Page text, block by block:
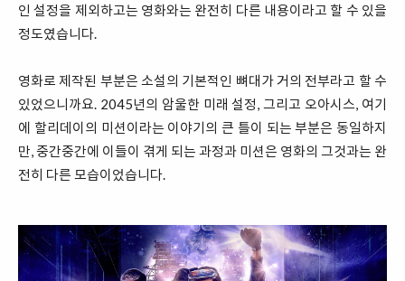
인 설정을 제외하고는 영화와는 완전히 다른 내용이라고 할 수 있을
정도였습니다.
영화로 제작된 부분은 소설의 기본적인 뼈대가 거의 전부라고 할 수
있었으니까요. 2045년의 암울한 미래 설정, 그리고 오아시스, 여기
에 할리데이의 미션이라는 이야기의 큰 틀이 되는 부분은 동일하지
만, 중간중간에 이들이 겪게 되는 과정과 미션은 영화의 그것과는 완
전히 다른 모습이었습니다.